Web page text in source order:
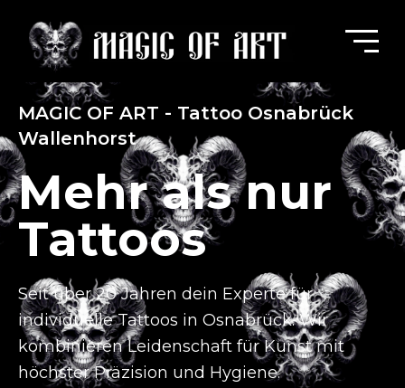
MAGIC OF ART - Tattoo Osnabrück
Wallenhorst
Mehr als nur
Tattoos
Seit über 20 Jahren dein Experte für
individuelle Tattoos in Osnabrück.Wir
kombinieren Leidenschaft für Kunst mit
höchster Präzision und Hygiene.